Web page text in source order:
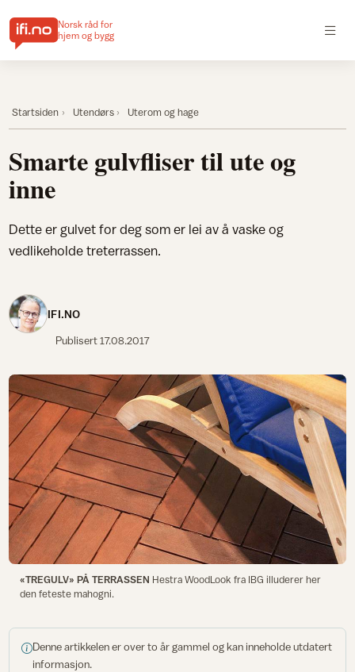
Norsk råd for
hjem og bygg
Startsiden Utendørs Uterom og hage
Smarte gulvfliser til ute og
inne
Dette er gulvet for deg som er lei av å vaske og
vedlikeholde treterrassen.
IFI.NO
Publisert17.08.2017
«TREGULV» PÅ TERRASSEN Hestra WoodLook fra IBG illuderer her
den feteste mahogni.
Denne artikkelen er over to år gammel og kan inneholde utdatert
informasjon.